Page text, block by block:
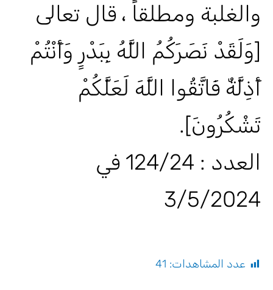
والغلبة ومطلقاً ، قال تعالى
[وَلَقَدْ نَصَرَكُمُ اللَّهُ بِبَدْرٍ وَأَنْتُمْ
أَذِلَّةٌ فَاتَّقُوا اللَّهَ لَعَلَّكُمْ
تَشْكُرُونَ].
العدد : 124/24 في
3/5/2024
عدد المشاهدات: 41